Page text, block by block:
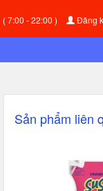
( 7:00 - 22:00 ) Đăng
Sản phẩm liên